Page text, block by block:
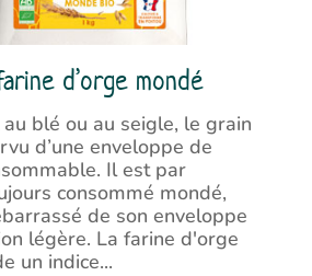
d’orge mondé
blé ou au seigle, le grain
d’une enveloppe de
Il est par
consommé mondé,
de son enveloppe
légère. La farine d'orge
un indice...